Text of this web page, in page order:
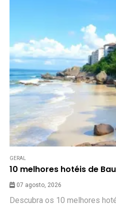
GERAL
10 melhores hotéis de
07 agosto, 2026
Descubra os 10 melhores